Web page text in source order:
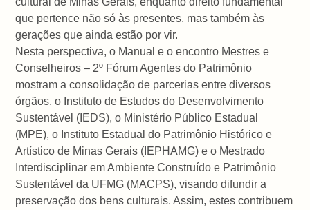
que pertence não só às presentes, mas também às
gerações que ainda estão por vir.
Nesta perspectiva, o Manual e o encontro Mestres e
Conselheiros – 2º Fórum Agentes do Patrimônio
mostram a consolidação de parcerias entre diversos
órgãos, o Instituto de Estudos do Desenvolvimento
Sustentável (IEDS), o Ministério Público Estadual
(MPE), o Instituto Estadual do Patrimônio Histórico e
Artístico de Minas Gerais (IEPHAMG) e o Mestrado
Interdisciplinar em Ambiente Construído e Patrimônio
Sustentável da UFMG (MACPS), visando difundir a
preservação dos bens culturais. Assim, estes contribuem